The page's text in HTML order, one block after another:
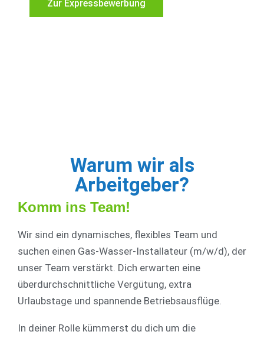
Zur Expressbewerbung
Warum wir als
Arbeitgeber?
Komm ins Team!
Wir sind ein dynamisches, flexibles Team und
suchen einen Gas-Wasser-Installateur (m/w/d), der
unser Team verstärkt. Dich erwarten eine
überdurchschnittliche Vergütung, extra
Urlaubstage und spannende Betriebsausflüge.
In deiner Rolle kümmerst du dich um die